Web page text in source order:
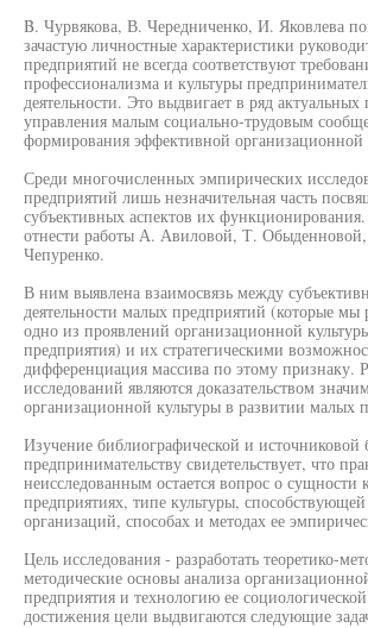
B. Чурвякова, В. Чередниченко, И. Яковлева
зачастую личностные характеристики
предприятий не всегда соответствуют
профессионализма и культуры
деятельности. Это выдвигает в ряд актуальных
управления малым социально-трудовым
формирования эффективной организационной
Среди многочисленных эмпирических
предприятий лишь незначительная часть
субъективных аспектов их
отнести работы А. Авиловой, Т.
Чепуренко.
В ним выявлена взаимосвязь между
деятельности малых предприятий (которые мы
одно из проявлений организационной
предприятия) и их стратегическими
дифференциация массива по этому признаку.
исследований являются доказательством
организационной культуры в развитии малых
Изучение библиографической и
предпринимательству свидетельствует, что
неисследованным остается вопрос о сущности
предприятиях, типе культуры,
организаций, способах и методах ее
Цель исследования - разработать теоретико-
методические основы анализа
предприятия и технологию ее
достижения цели выдвигаются следующие